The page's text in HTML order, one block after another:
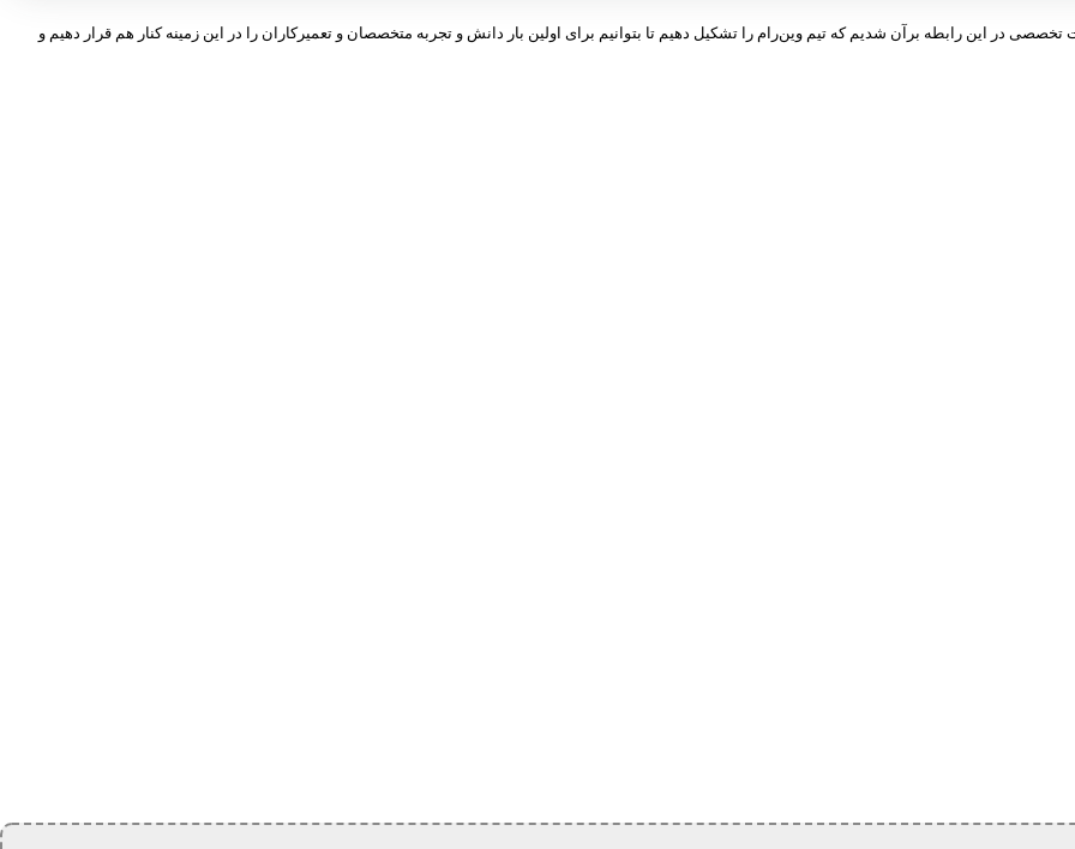
در این رابطه برآن شدیم که تیم وین‌رام را تشکیل دهیم تا بتوانیم برای اولین بار دانش و تجربه متخصصان و تعمیرکاران را در این زمینه کنار هم قرار دهیم و